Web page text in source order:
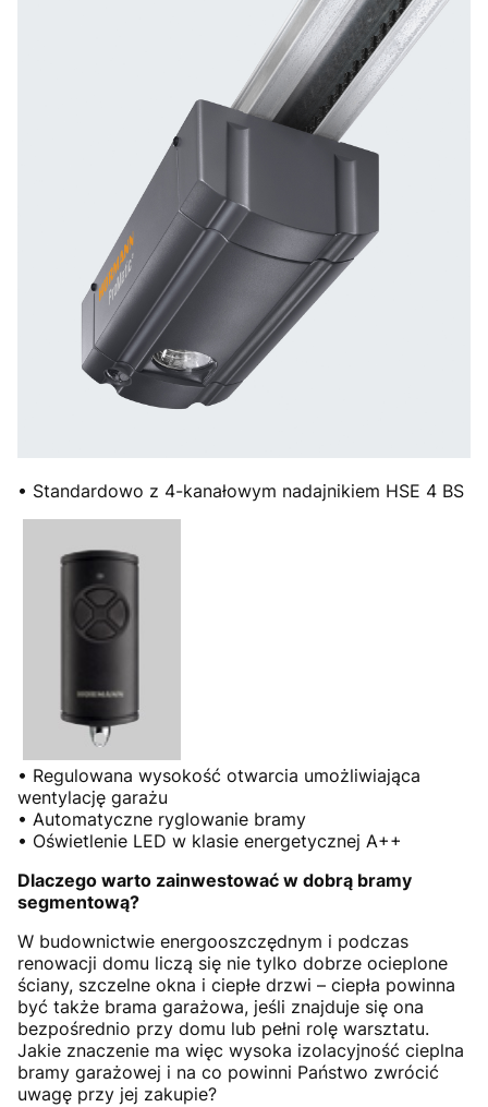
• Standardowo z 4-kanałowym nadajnikiem HSE 4 BS
• Regulowana wysokość otwarcia umożliwiająca
wentylację garażu
• Automatyczne ryglowanie bramy
• Oświetlenie LED w klasie energetycznej A++
Dlaczego warto zainwestować w dobrą bramy
segmentową?
W budownictwie energooszczędnym i podczas
renowacji domu liczą się nie tylko dobrze ocieplone
ściany, szczelne okna i ciepłe drzwi – ciepła powinna
być także brama garażowa, jeśli znajduje się ona
bezpośrednio przy domu lub pełni rolę warsztatu.
Jakie znaczenie ma więc wysoka izolacyjność cieplna
bramy garażowej i na co powinni Państwo zwrócić
uwagę przy jej zakupie?